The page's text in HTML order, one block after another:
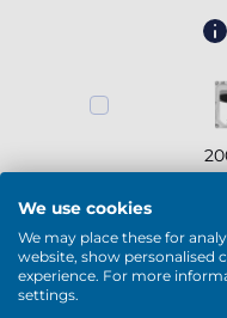
We use cookies
We may place these for
website, show personalised
experience. For more
settings.